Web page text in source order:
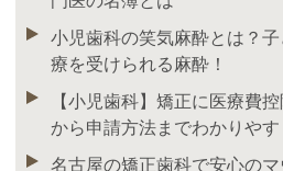
小児歯科の笑気麻酔とは？
療を受けられる麻酔！
【小児歯科】矯正に医療費
から申請方法までわかりやす
名古屋の矯正歯科で安心の